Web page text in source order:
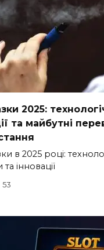
2025:
та майбутні
в 2025 році:
інновації
53